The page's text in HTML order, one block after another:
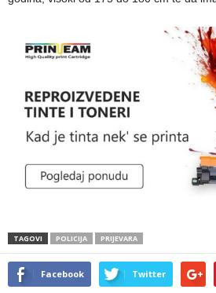
TAGOVI POLICIJA PRIJEVARA
Facebook Twitter